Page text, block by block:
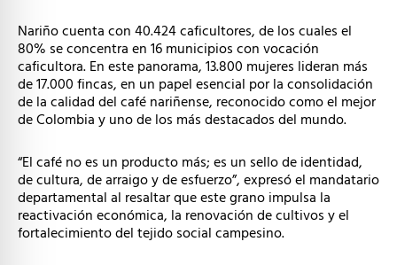
Nariño cuenta con 40.424 caficultores, de los cuales el
80% se concentra en 16 municipios con vocación
caficultora. En este panorama, 13.800 mujeres lideran más
de 17.000 fincas, en un papel esencial por la consolidación
de la calidad del café nariñense, reconocido como el mejor
de Colombia y uno de los más destacados del mundo.
“El café no es un producto más; es un sello de identidad,
de cultura, de arraigo y de esfuerzo”, expresó el mandatario
departamental al resaltar que este grano impulsa la
reactivación económica, la renovación de cultivos y el
fortalecimiento del tejido social campesino.